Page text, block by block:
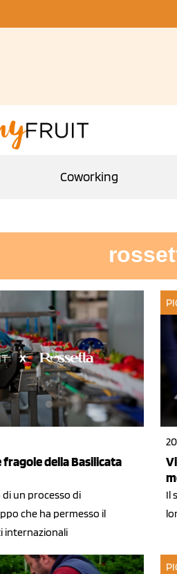
Coworking
della Basilicata
un processo di
che ha permesso il
internazionali
Il